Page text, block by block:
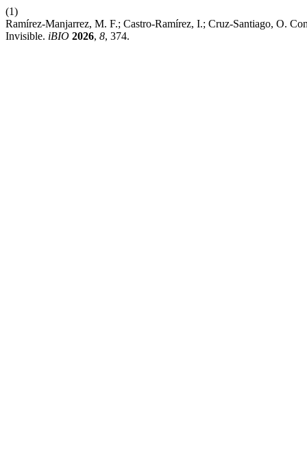
(1)
Ramírez-Manjarrez, M. F.; Castro-Ramírez, I.; Cruz-Santiago, O.
Invisible. iBIO 2026, 8, 374.